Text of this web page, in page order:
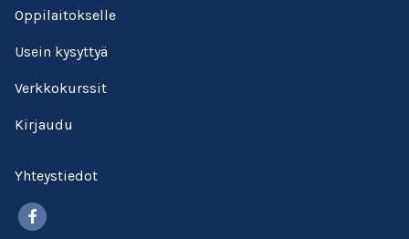
Oppilaitokselle
Usein kysyttyä
Verkkokurssit
Kirjaudu
Yhteystiedot